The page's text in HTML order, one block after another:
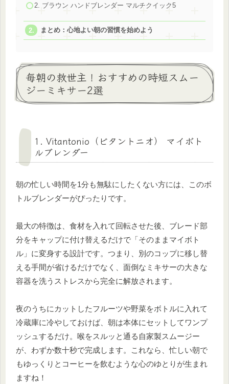
2. ブラウン ハンドブレンダー マルチクイック5
まとめ：心地よい朝の習慣を始めよう
毎朝の救世主！おすすめの時短スムー
ジーミキサー2選
1. Vitantonio（ビタントニオ） マイボト
ルブレンダー
朝の忙しい時間を1分も無駄にしたくない方には、このボ
トルブレンダーがぴったりです。
最大の特徴は、食材を入れて回転させた後、ブレード部
分をキャップに付け替えるだけで「そのままマイボト
ル」に変身する設計です。つまり、別のコップに移し替
える手間が省けるだけでなく、面倒なミキサーの大きな
容器を洗うストレスから完全に解放されます。
夜のうちにカットしたフルーツや野菜をボトルに入れて
冷蔵庫に冷やしておけば、朝は本体にセットしてワンプ
ッシュするだけ。喉をスルッと通る自家製スムージー
が、わずか数十秒で完成します。これなら、忙しい朝で
もゆっくりとコーヒーを飲むような心のゆとりが生まれ
ますね！